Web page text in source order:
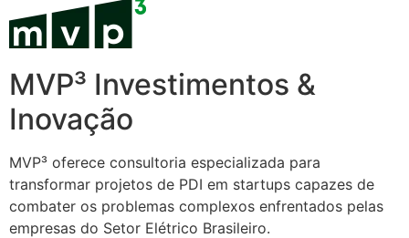
MVP³ Investimentos &
Inovação
MVP³ oferece consultoria especializada para
transformar projetos de PDI em startups capazes de
combater os problemas complexos enfrentados pelas
empresas do Setor Elétrico Brasileiro.